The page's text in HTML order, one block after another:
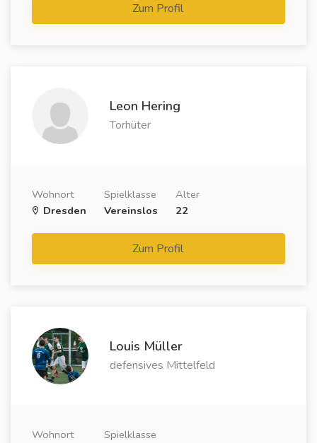
Zum Profil
Leon Hering
Torhüter
Wohnort
Dresden
Spielklasse
Vereinslos
Alter
22
Zum Profil
Louis Müller
defensives Mittelfeld
Wohnort
Spielklasse